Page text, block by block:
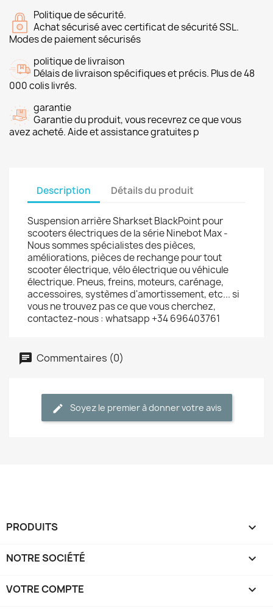
Politique de sécurité.
Achat sécurisé avec certificat de sécurité SSL.
Modes de paiement sécurisés
politique de livraison
Délais de livraison spécifiques et précis. Plus de 48
000 colis livrés.
garantie
Garantie du produit, vous recevrez ce que vous
avez acheté. Aide et assistance gratuites p
Description Détails du produit
Suspension arrière Sharkset BlackPoint pour
scooters électriques de la série Ninebot Max -
Nous sommes spécialistes des pièces,
améliorations, pièces de rechange pour tout
scooter électrique, vélo électrique ou véhicule
électrique. Pneus, freins, moteurs, carénage,
accessoires, systèmes d'amortissement, etc... si
vous ne trouvez pas ce que vous cherchez,
contactez-nous : whatsapp +34 696403761
Commentaires (0)
Soyez le premier à donner votre avis
PRODUITS 
NOTRE SOCIÉTÉ 
VOTRE COMPTE 